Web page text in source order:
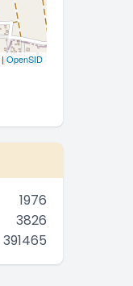
| OpenSID
1976
3826
391465